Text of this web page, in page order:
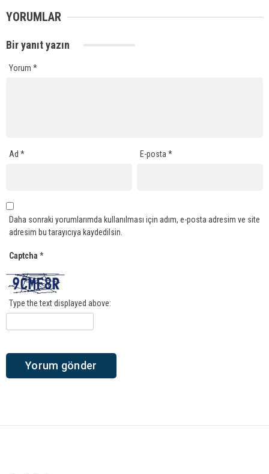
YORUMLAR
Bir yanıt yazın
Yorum *
Ad * E-posta*
Daha sonraki yorumlarımda kullanılması için adım, e-posta adresim ve site
adresim bu tarayıcıya kaydedilsin.
Captcha *
Type the text displayed above: